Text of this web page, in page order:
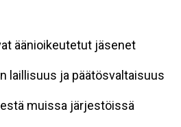
äänioikeutetut jäsenet
laillisuus ja päätösvaltaisuus
muissa järjestöissä